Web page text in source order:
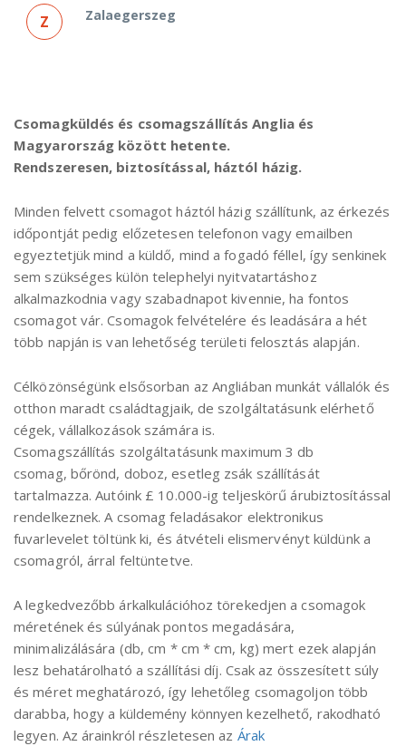
Z Zalaegerszeg
Csomagküldés és csomagszállítás Anglia és
Magyarország között hetente.
Rendszeresen, biztosítással, háztól házig.
Minden felvett csomagot háztól házig szállítunk, az érkezés
időpontját pedig előzetesen telefonon vagy emailben
egyeztetjük mind a küldő, mind a fogadó féllel, így senkinek
sem szükséges külön telephelyi nyitvatartáshoz
alkalmazkodnia vagy szabadnapot kivennie, ha fontos
csomagot vár. Csomagok felvételére és leadására a hét
több napján is van lehetőség területi felosztás alapján.
Célközönségünk elsősorban az Angliában munkát vállalók és
otthon maradt családtagjaik, de szolgáltatásunk elérhető
cégek, vállalkozások számára is.
Csomagszállítás szolgáltatásunk maximum 3 db
csomag, bőrönd, doboz, esetleg zsák szállítását
tartalmazza. Autóink £ 10.000-ig teljeskörű árubiztosítással
rendelkeznek. A csomag feladásakor elektronikus
fuvarlevelet töltünk ki, és átvételi elismervényt küldünk a
csomagról, árral feltüntetve.
A legkedvezőbb árkalkulációhoz törekedjen a csomagok
méretének és súlyának pontos megadására,
minimalizálására (db, cm * cm * cm, kg) mert ezek alapján
lesz behatárolható a szállítási díj. Csak az összesített súly
és méret meghatározó, így lehetőleg csomagoljon több
darabba, hogy a küldemény könnyen kezelhető, rakodható
legyen. Az árainkról részletesen az Árak